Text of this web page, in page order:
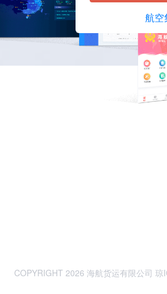
航空
COPYRIGHT 2026 海航货运有限公司 琼